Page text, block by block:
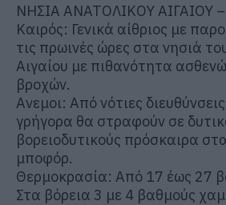
ΝΗΣΙΑ ΑΝΑΤΟΛΙΚΟΥ ΑΙΓΑΙΟΥ
Καιρός: Γενικά αίθριος με
τις πρωινές ώρες στα νησιά
Αιγαίου με πιθανότητα
βροχών.
Ανεμοι: Από νότιες
γρήγορα θα στραφούν σε
βορειοδυτικούς πρόσκαιρα
μποφόρ.
Θερμοκρασία: Από 17 έως 27
Στα βόρεια 3 με 4 βαθμούς